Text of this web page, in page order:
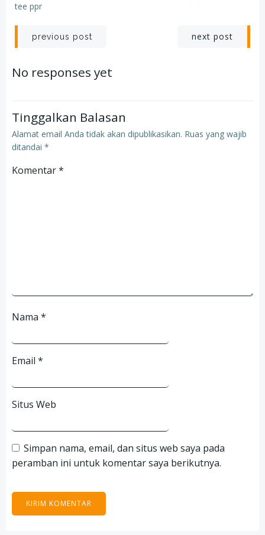
tee ppr
Post
navigation
previous post next post
No responses yet
Tinggalkan Balasan
Alamat email Anda tidak akan dipublikasikan. Ruas yang wajib
ditandai *
Komentar*
Nama *
Email *
Situs Web
Simpan nama, email, dan situs web saya pada
peramban ini untuk komentar saya berikutnya.